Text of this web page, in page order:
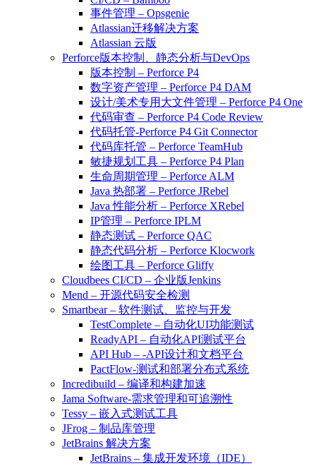
事件管理 – Opsgenie
Atlassian迁移解决方案
Atlassian 云版
Perforce版本控制、静态分析与DevOps
版本控制 – Perforce P4
数字资产管理 – Perforce P4 DAM
设计/美术专用大文件管理 – Perforce P4 One
代码审查 – Perforce P4 Code Review
代码托管-Perforce P4 Git Connector
代码库托管 – Perforce TeamHub
敏捷规划工具 – Perforce P4 Plan
生命周期管理 – Perforce ALM
Java 热部署 – Perforce JRebel
Java 性能分析 – Perforce XRebel
IP管理 – Perforce IPLM
静态测试 – Perforce QAC
静态代码分析 – Perforce Klocwork
绘图工具 – Perforce Gliffy
Cloudbees CI/CD – 企业版Jenkins
Mend – 开源代码安全检测
Smartbear – 软件测试、监控与开发
TestComplete – 自动化UI功能测试
ReadyAPI – 自动化API测试平台
API Hub – -API设计和文档平台
PactFlow-测试和部署分布式系统
Incredibuild – 编译和构建加速
Jama Software-需求管理和可追溯性
Tessy – 嵌入式测试工具
JFrog – 制品库管理
JetBrains 解决方案
JetBrains – 集成开发环境（IDE）